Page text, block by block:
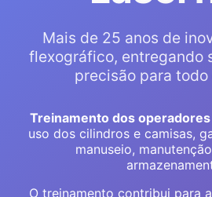
Mais de 25 anos de
flexográfico, entregando
precisão para todo
Treinamento dos operadores
uso dos cilindros e camisas,
manuseio,
O treinamento contribui para